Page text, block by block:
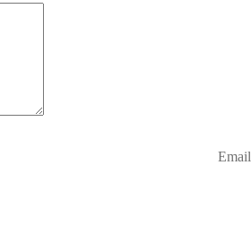
Email